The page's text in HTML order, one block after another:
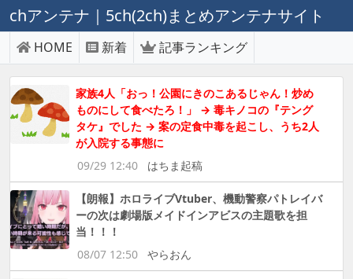
chアンテナ｜5ch(2ch)まとめアンテナサイト
HOME 新着 記事ランキング
家族4人「おっ！公園にきのこあるじゃん！炒め
ものにして食べたろ！」 → 毒キノコの『テング
タケ』でした → 案の定食中毒を起こし、うち2人
が入院する事態に
09/29 12:40
はちま起稿
【朗報】ホロライブVtuber、機動警察パトレイバ
ーの次は劇場版メイドインアビスの主題歌を担
当！！！
08/07 12:50
やらおん